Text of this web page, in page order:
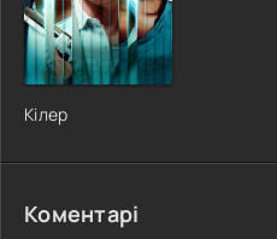
Кілер
Коментарі